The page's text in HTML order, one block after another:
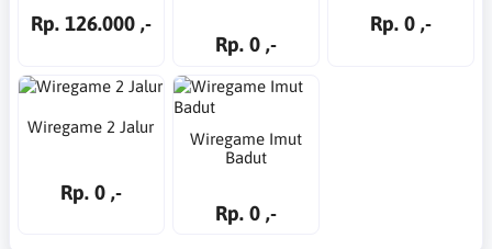
Rp. 126.000 ,-
Rp. 0 ,-
Rp. 0 ,-
Wiregame 2 Jalur
Rp. 0 ,-
Wiregame Imut
Badut
Rp. 0 ,-